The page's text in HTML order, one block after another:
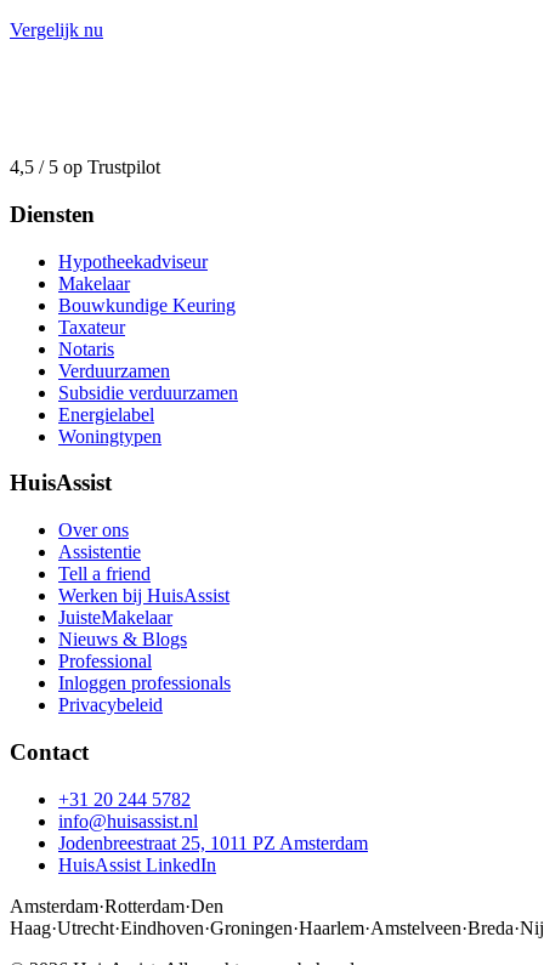
Vergelijk nu
4,5 / 5 op Trustpilot
Diensten
Hypotheekadviseur
Makelaar
Bouwkundige Keuring
Taxateur
Notaris
Verduurzamen
Subsidie verduurzamen
Energielabel
Woningtypen
HuisAssist
Over ons
Assistentie
Tell a friend
Werken bij HuisAssist
JuisteMakelaar
Nieuws & Blogs
Professional
Inloggen professionals
Privacybeleid
Contact
+31 20 244 5782
info@huisassist.nl
Jodenbreestraat 25, 1011 PZ Amsterdam
HuisAssist LinkedIn
Amsterdam·Rotterdam·Den
Haag·Utrecht·Eindhoven·Groningen·Haarlem·Amstelveen·Breda·